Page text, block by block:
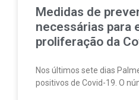
Medidas de
necessárias para
proliferação da
Nos últimos sete dias
positivos de Covid-19. O